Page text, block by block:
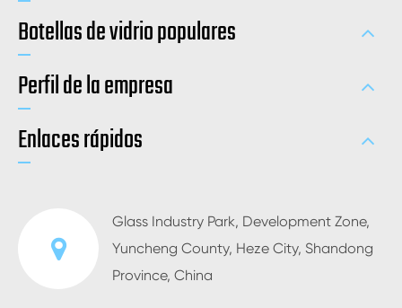
Botellas de vidrio populares
Perfil de la empresa
Enlaces rápidos
Glass Industry Park, Development Zone,
Yuncheng County, Heze City, Shandong
Province, China